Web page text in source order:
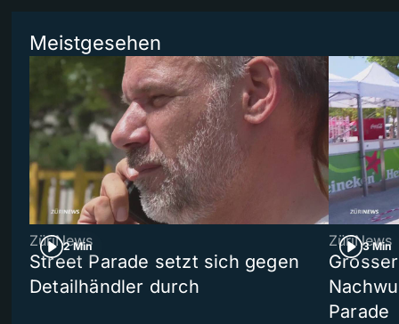
Meistgesehen
2 Min
ZüriNews
Street Parade setzt sich gegen
Detailhändler durch
3 Min
ZüriNews
Parade